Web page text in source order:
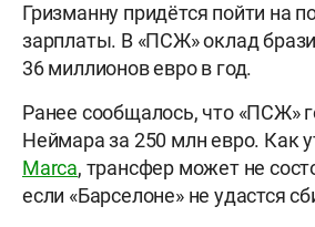
Гризманну придётся пойти на
зарплаты. В «ПСЖ» оклад
36 миллионов евро в год.
Ранее сообщалось, что «ПСЖ»
Неймара за 250 млн евро. Как
Marca, трансфер может не
если «Барселоне» не удастся